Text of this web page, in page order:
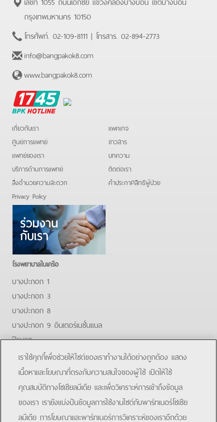
กรุงเทพมหานคร 10150
โทรศัพท์. 02-109-8111 | โทรสาร. 02-894-2773
info@bangpakok8.com
www.bangpakok8.com
BPK
Hotline
เกี่ยวกับเรา
ศูนย์การแพทย์
แพทย์ของเรา
บริการด้านการแพทย์
สิ่งอำนวยความสะดวก
Privacy Policy
แพคเกจ
ข่าวสาร
บทความ
ติดต่อเรา
คําประกาศสิทธิผู้ป่วย
โรงพยาบาลในเครือ
บางปะกอก 1
บางปะกอก 3
บางปะกอก 8
บางปะกอก 9 อินเตอร์เนชั่นแนล
ปิยะเวท
บางปะกอก-รังสิต 2
บางปะกอกสมุทรปราการ
FacebookYoutube
เราใช้คุกกี้เพื่อช่วยให้ไซต์ของเราทำงานได้อย่างถูกต้อง แสดง
เนื้อหาและโฆษณาที่ตรงกับความสนใจของผู้ใช้ เปิดให้ใช้
คุณสมบัติทางโซเชียลมีเดีย และเพื่อวิเคราะห์การเข้าถึงข้อมูล
ของเรา เรายังแบ่งปันข้อมูลการใช้งานไซต์กับพาร์ทเนอร์โซเชีย
ลมีเดีย การโฆษณาและพาร์ทเนอร์การวิเคราะห์ของเราอีกด้วย